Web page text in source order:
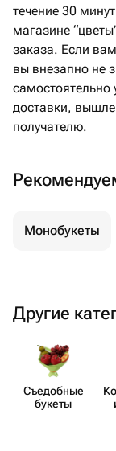
течение 30
магазине
заказа. Если
вы внезапно не
самостоятельно
доставки,
получателю.
Монобукеты
Другие
Съедобные
букеты